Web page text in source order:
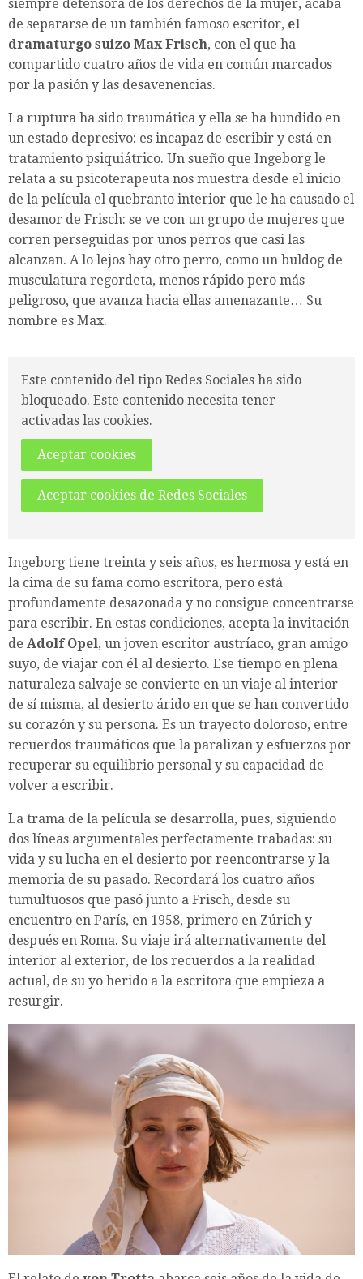
siempre defensora de los derechos de la mujer, acaba
de separarse de un también famoso escritor, el
dramaturgo suizo Max Frisch, con el que ha
compartido cuatro años de vida en común marcados
por la pasión y las desavenencias.
La ruptura ha sido traumática y ella se ha hundido en
un estado depresivo: es incapaz de escribir y está en
tratamiento psiquiátrico. Un sueño que Ingeborg le
relata a su psicoterapeuta nos muestra desde el inicio
de la película el quebranto interior que le ha causado el
desamor de Frisch: se ve con un grupo de mujeres que
corren perseguidas por unos perros que casi las
alcanzan. A lo lejos hay otro perro, como un buldog de
musculatura regordeta, menos rápido pero más
peligroso, que avanza hacia ellas amenazante… Su
nombre es Max.
Este contenido del tipo Redes Sociales ha sido
bloqueado. Este contenido necesita tener
activadas las cookies.
Aceptar cookies
Aceptar cookies de Redes Sociales
Ingeborg tiene treinta y seis años, es hermosa y está en
la cima de su fama como escritora, pero está
profundamente desazonada y no consigue concentrarse
para escribir. En estas condiciones, acepta la invitación
de Adolf Opel, un joven escritor austríaco, gran amigo
suyo, de viajar con él al desierto. Ese tiempo en plena
naturaleza salvaje se convierte en un viaje al interior
de sí misma, al desierto árido en que se han convertido
su corazón y su persona. Es un trayecto doloroso, entre
recuerdos traumáticos que la paralizan y esfuerzos por
recuperar su equilibrio personal y su capacidad de
volver a escribir.
La trama de la película se desarrolla, pues, siguiendo
dos líneas argumentales perfectamente trabadas: su
vida y su lucha en el desierto por reencontrarse y la
memoria de su pasado. Recordará los cuatro años
tumultuosos que pasó junto a Frisch, desde su
encuentro en París, en 1958, primero en Zúrich y
después en Roma. Su viaje irá alternativamente del
interior al exterior, de los recuerdos a la realidad
actual, de su yo herido a la escritora que empieza a
resurgir.